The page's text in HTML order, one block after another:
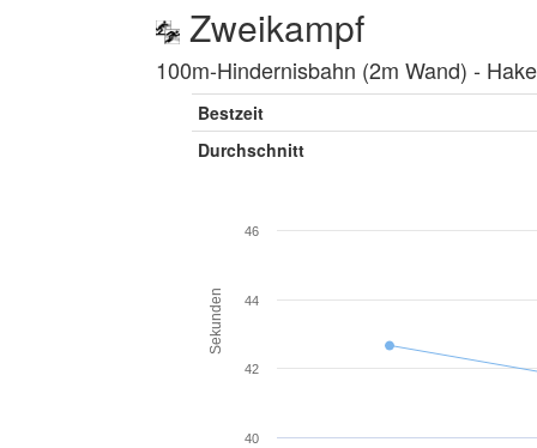
Zweikampf
100m-Hindernisbahn (2m Wand) ‐
Bestzeit
Durchschnitt
Sekunden
40
42
44
46